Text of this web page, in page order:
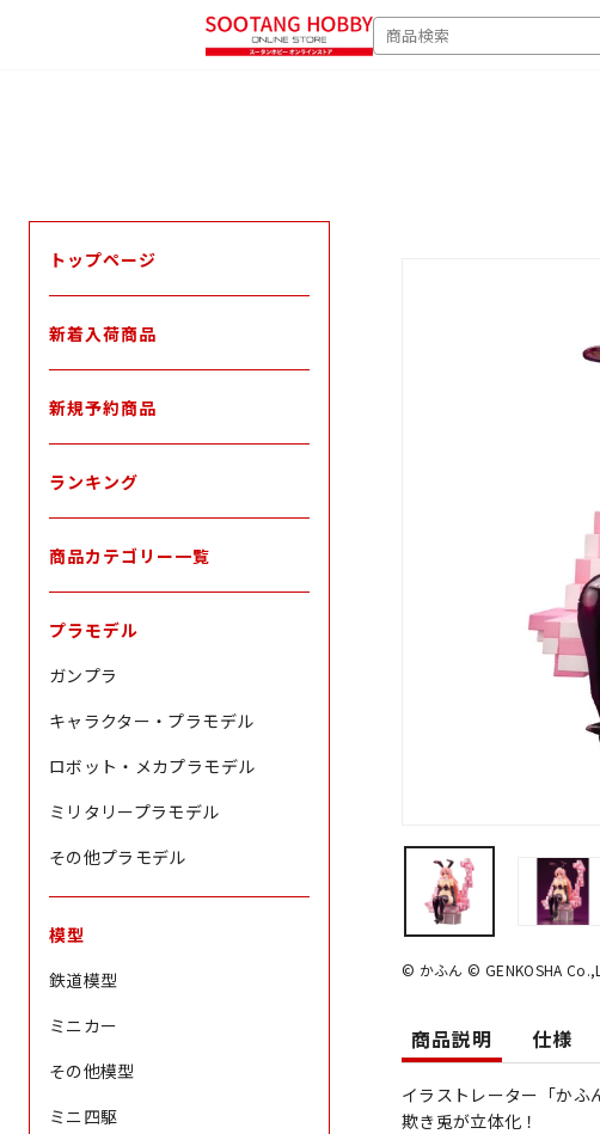
SEARCH
トップページ
新着入荷商品
新規予約商品
ランキング
商品カテゴリー一覧
プラモデル
ガンプラ
キャラクター・プラモデル
ロボット・メカプラモデル
ミリタリープラモデル
その他プラモデル
模型
鉄道模型
ミニカー
その他模型
ミニ四駆
© かふん © GENKOSHA
商品説明 仕様
イラストレーター「かふ
欺き兎が立体化！